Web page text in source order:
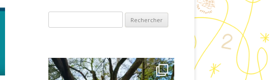
ET VISUELLES
DANS LA LECTURE